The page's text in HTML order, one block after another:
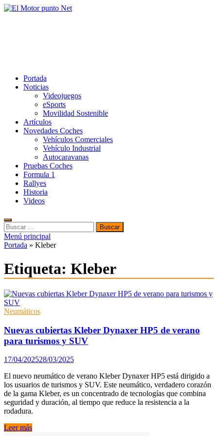
Saltar
Portada
Noticias
Videojuegos
eSports
Movilidad Sostenible
Artículos
Novedades Coches
Vehículos Comerciales
Vehículo Industrial
Autocaravanas
Pruebas Coches
Formula 1
Rallyes
Historia
Videos
Buscar:
Menú principal
Portada » Kleber
Etiqueta: Kleber
Neumáticos
Nuevas cubiertas Kleber Dynaxer HP5 de verano
para turismos y SUV
17/04/202528/03/2025
El nuevo neumático de verano Kleber Dynaxer HP5 está dirigido a
los usuarios de turismos y SUV. Este neumático, verdadero corazón
de la gama Kleber, es un concentrado de tecnologías que combina
seguridad y duración, al tiempo que reduce la resistencia a la
rodadura.
Nuevas
Leer más